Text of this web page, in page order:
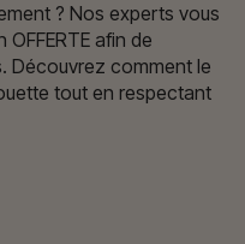
? Nos experts vous
afin de
Découvrez comment le
tout en respectant